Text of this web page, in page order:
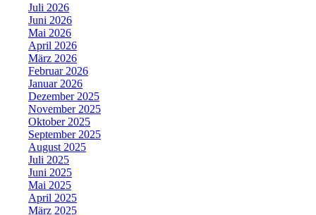
Juli 2026
Juni 2026
Mai 2026
April 2026
März 2026
Februar 2026
Januar 2026
Dezember 2025
November 2025
Oktober 2025
September 2025
August 2025
Juli 2025
Juni 2025
Mai 2025
April 2025
März 2025